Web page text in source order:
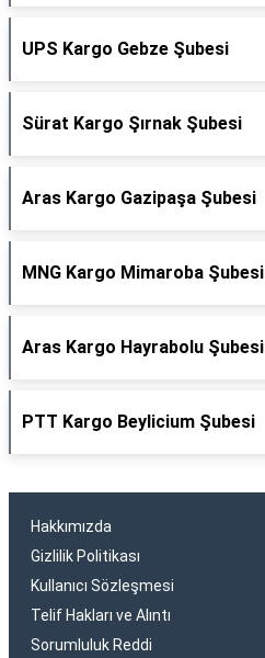
UPS Kargo Gebze Şubesi
Sürat Kargo Şırnak Şubesi
Aras Kargo Gazipaşa Şubesi
MNG Kargo Mimaroba Şubesi
Aras Kargo Hayrabolu Şubesi
PTT Kargo Beylicium Şubesi
Hakkımızda
Gizlilik Politikası
Kullanıcı Sözleşmesi
Telif Hakları ve Alıntı
Sorumluluk Reddi